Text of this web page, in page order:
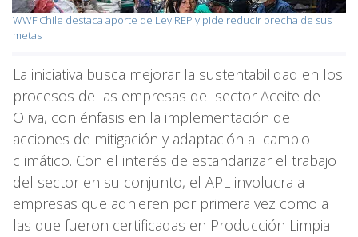
WWF Chile destaca aporte de Ley REP y pide reducir brecha de sus
metas
La iniciativa busca mejorar la sustentabilidad en los
procesos de las empresas del sector Aceite de
Oliva, con énfasis en la implementación de
acciones de mitigación y adaptación al cambio
climático. Con el interés de estandarizar el trabajo
del sector en su conjunto, el APL involucra a
empresas que adhieren por primera vez como a
las que fueron certificadas en Producción Limpia